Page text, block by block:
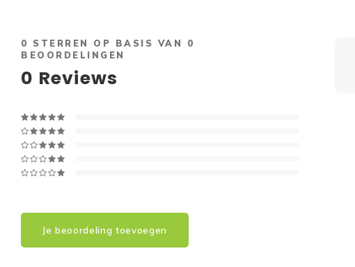
0 STERREN OP BASIS VAN 0
BEOORDELINGEN
0 Reviews
Je beoordeling toevoegen